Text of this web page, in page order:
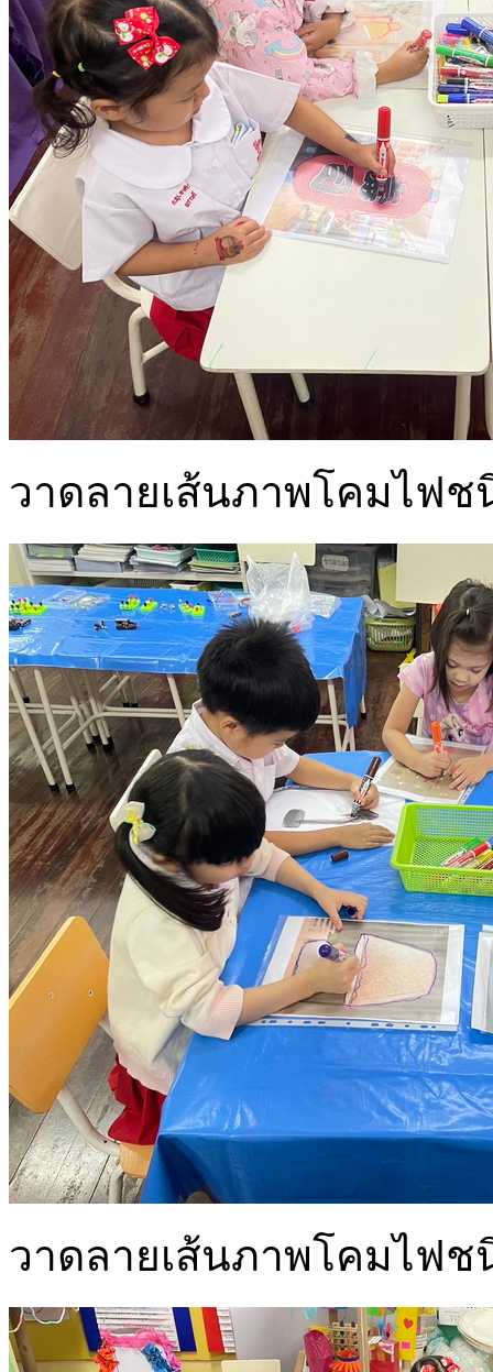
วาดลายเส้นภาพโคมไฟ
วาดลายเส้นภาพโคมไฟ